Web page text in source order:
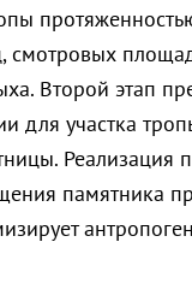
смотровых
Второй этап
для участка
Реализация
памятника